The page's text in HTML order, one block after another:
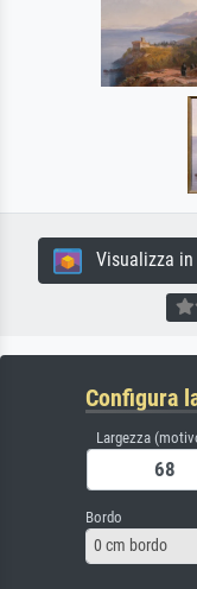
Visualizza in
Configura
Largezza
Bordo
0 cm bordo